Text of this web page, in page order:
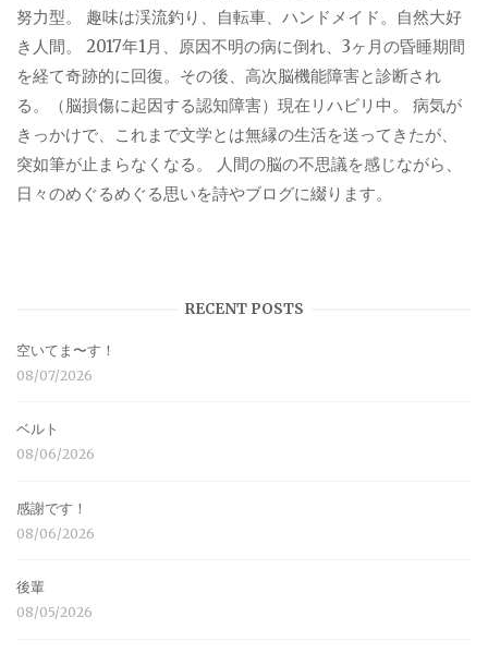
努力型。 趣味は渓流釣り、自転車、ハンドメイド。自然大好
き人間。 2017年1月、原因不明の病に倒れ、3ヶ月の昏睡期間
を経て奇跡的に回復。その後、高次脳機能障害と診断され
る。（脳損傷に起因する認知障害）現在リハビリ中。 病気が
きっかけで、これまで文学とは無縁の生活を送ってきたが、
突如筆が止まらなくなる。 人間の脳の不思議を感じながら、
日々のめぐるめぐる思いを詩やブログに綴ります。
RECENT POSTS
空いてま〜す！
08/07/2026
ベルト
08/06/2026
感謝です！
08/06/2026
後輩
08/05/2026